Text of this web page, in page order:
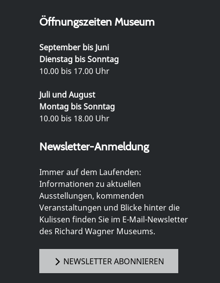
Öffnungszeiten Museum
September bis Juni
Dienstag bis Sonntag
10.00 bis 17.00 Uhr
Juli und August
Montag bis Sonntag
10.00 bis 18.00 Uhr
Newsletter-Anmeldung
Immer auf dem Laufenden:
Informationen zu aktuellen
Ausstellungen, kommenden
Veranstaltungen und Blicke hinter die
Kulissen finden Sie im E-Mail-Newsletter
des Richard Wagner Museums.
NEWSLETTER ABONNIEREN